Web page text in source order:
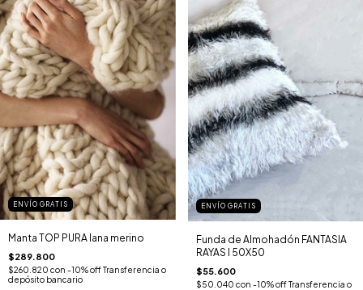
ENVÍO GRATIS
Manta TOP PURA lana merino
$289.800
$260.820 con -10% off Transferencia o
depósito bancario
ENVÍO GRATIS
Funda de Almohadón FANTASIA
RAYAS I 50X50
$55.600
$50.040 con -10% off Transferencia o